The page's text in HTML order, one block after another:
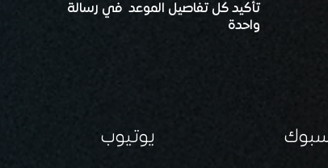
تأكيد كل تفاصيل الموعد في رسالة
واحدة
يوتيوب